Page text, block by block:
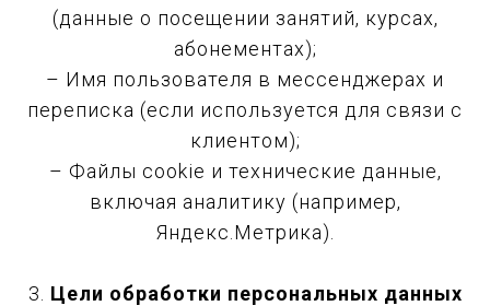
(данные о посещении занятий, курсах,
абонементах);
– Имя пользователя в мессенджерах и
переписка (если используется для связи с
клиентом);
– Файлы cookie и технические данные,
включая аналитику (например,
Яндекс.Метрика).
3. Цели обработки персональных данных